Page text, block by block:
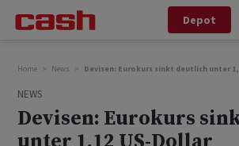
Depot
Home News Devisen: Eurokurs sinkt deutlich unter
NEWS
Devisen: Eurokurs